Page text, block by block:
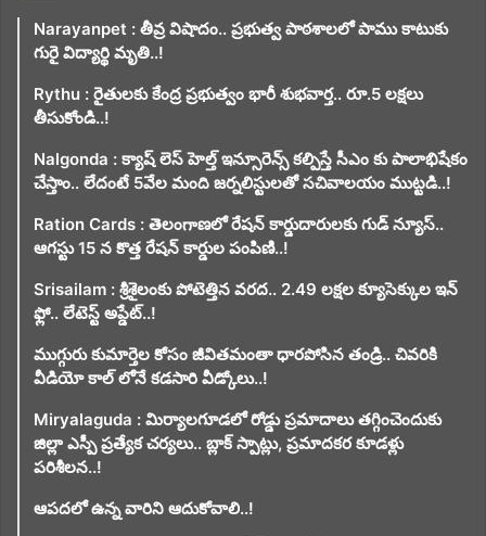
Narayanpet : తీవ్ర విషాదం.. ప్రభుత్వ పాఠశాలలో పాము కాటుకు
గురై విద్యార్థి మృతి..!
Rythu : రైతులకు కేంద్ర ప్రభుత్వం భారీ శుభవార్త.. రూ.5 లక్షలు
తీసుకోండి..!
Nalgonda : క్యాష్ లెస్ హెల్త్ ఇన్సూరెన్స్ కల్పిస్తే సీఎం కు పాలాభిషేకం
చేస్తాం.. లేదంటే 5వేల మంది జర్నలిస్టులతో సచివాలయం ముట్టడి..!
Ration Cards : తెలంగాణలో రేషన్ కార్డుదారులకు గుడ్ న్యూస్..
ఆగస్టు 15 న కొత్త రేషన్ కార్డుల పంపిణి..!
Srisailam : శ్రీశైలంకు పోటెత్తిన వరద.. 2.49 లక్షల క్యూసెక్కుల ఇన్
ఫ్లో.. లేటెస్ట్ అప్డేట్..!
ముగ్గురు కుమార్తెల కోసం జీవితమంతా ధారపోసిన తండ్రి.. చివరికి
వీడియో కాల్ లోనే కడసారి వీడ్కోలు..!
Miryalaguda : మిర్యాలగూడలో రోడ్డు ప్రమాదాలు తగ్గించెందుకు
జిల్లా ఎస్పీ ప్రత్యేక చర్యలు.. బ్లాక్ స్పాట్లు, ప్రమాదకర కూడళ్లు
పరిశీలన..!
ఆపదలో ఉన్న వారిని ఆదుకోవాలి..!